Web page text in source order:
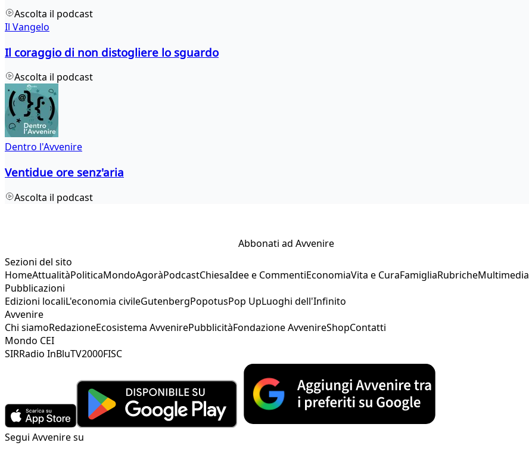
Ascolta il podcast
Il Vangelo
Il coraggio di non distogliere lo sguardo
Ascolta il podcast
Dentro l'Avvenire
Ventidue ore senz'aria
Ascolta il podcast
Abbonati ad Avvenire
Sezioni del sito
HomeAttualitàPoliticaMondoAgoràPodcastChiesaIdee e CommentiEconomiaVita e CuraFamigliaRubricheMultimedia
Pubblicazioni
Edizioni localiL'economia civileGutenbergPopotusPop UpLuoghi dell'Infinito
Avvenire
Chi siamoRedazioneEcosistema AvvenirePubblicitàFondazione AvvenireShopContatti
Mondo CEI
SIRRadio InBluTV2000FISC
Segui Avvenire su